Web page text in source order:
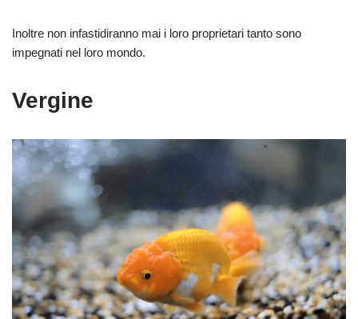
Inoltre non infastidiranno mai i loro proprietari tanto sono
impegnati nel loro mondo.
Vergine